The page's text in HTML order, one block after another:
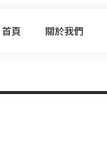
首頁 關於我們